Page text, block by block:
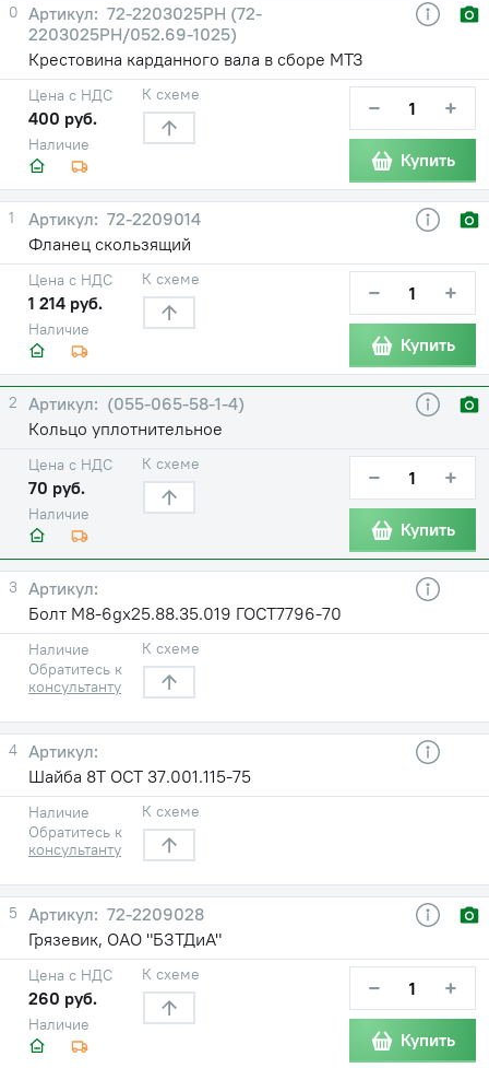
0
72-2203025РН (72-
2203025РН/052.69-1025)
Крестовина карданного вала в сборе МТЗ
Наличие
Цена с НДС
400 руб.
К схеме − +
Купить
1
72-2209014
Фланец скользящий
Наличие
Цена с НДС
1 214 руб.
К схеме − +
Купить
2
(055-065-58-1-4)
Кольцо уплотнительное
Наличие
Цена с НДС
70 руб.
К схеме − +
Купить
3
Болт М8-6gx25.88.35.019 ГОСТ7796-70
Наличие
Обратитесь к
консультанту
К схеме
4
Шайба 8Т ОСТ 37.001.115-75
Наличие
Обратитесь к
консультанту
К схеме
5
72-2209028
Грязевик, ОАО "БЗТДиА"
Наличие
Цена с НДС
260 руб.
К схеме − +
Купить